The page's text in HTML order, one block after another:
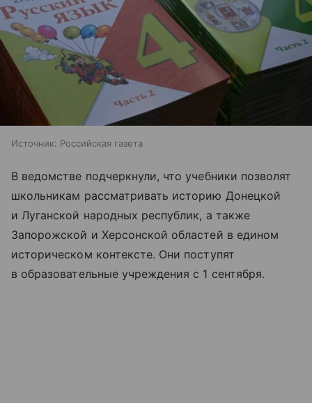
Источник: Российская газета
В ведомстве подчеркнули, что учебники позволят
школьникам рассматривать историю Донецкой
и Луганской народных республик, а также
Запорожской и Херсонской областей в едином
историческом контексте. Они поступят
в образовательные учреждения с 1 сентября.